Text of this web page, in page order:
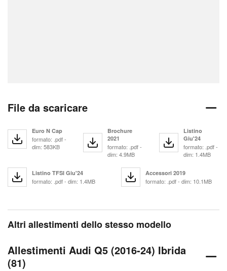
File da scaricare
Euro N Cap
formato: .pdf -
dim: 583KB
Brochure
2021
formato: .pdf -
dim: 4.9MB
Listino
Giu'24
formato: .pdf -
dim: 1.4MB
Listino TFSI Giu'24
formato: .pdf - dim: 1.4MB
Accessori 2019
formato: .pdf - dim: 10.1MB
Altri allestimenti dello stesso modello
Allestimenti Audi Q5 (2016-24) Ibrida
(81)